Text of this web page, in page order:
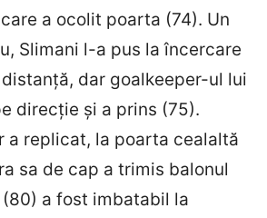
a ocolit poarta (74). Un
Slimani l-a pus la încercare
dar goalkeeper-ul lui
direcție și a prins (75).
a replicat, la poarta cealaltă
sa de cap a trimis balonul
(80) a fost imbatabil la